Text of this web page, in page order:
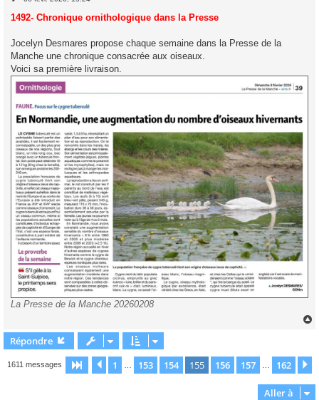
e
s
s
e
1492- Chronique ornithologique dans la Presse
Jocelyn Desmares propose chaque semaine dans la Presse de la
Manche une chronique consacrée aux oiseaux.
Voici sa première livraison.
La Presse de la Manche 20260208
Répondre
1611 messages Page 155 sur162
Précédente
1 153 154 155 156 157 162
Aller à